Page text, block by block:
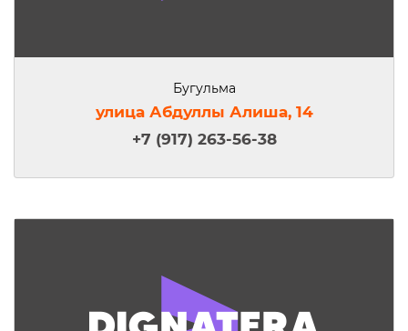
Бугульма
улица Абдуллы Алиша, 14
+7 (917) 263-56-38